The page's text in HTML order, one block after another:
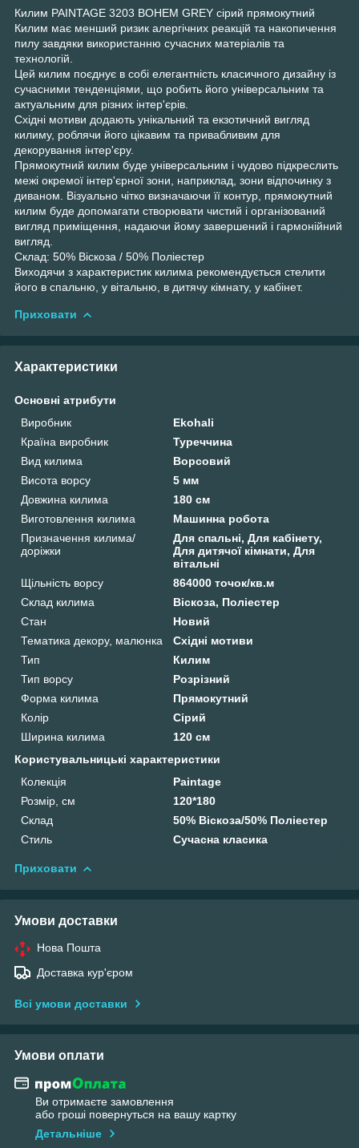
Килим PAINTAGE 3203 BOHEM GREY сірий прямокутний
Килим має менший ризик алергічних реакцій та накопичення
пилу завдяки використанню сучасних матеріалів та
технологій.
Цей килим поєднує в собі елегантність класичного дизайну із
сучасними тенденціями, що робить його універсальним та
актуальним для різних інтер'єрів.
Східні мотиви додають унікальний та екзотичний вигляд
килиму, роблячи його цікавим та привабливим для
декорування інтер'єру.
Прямокутний килим буде універсальним і чудово підкреслить
межі окремої інтер'єрної зони, наприклад, зони відпочинку з
диваном. Візуально чітко визначаючи її контур, прямокутний
килим буде допомагати створювати чистий і організований
вигляд приміщення, надаючи йому завершений і гармонійний
вигляд.
Склад: 50% Віскоза / 50% Поліестер
Виходячи з характеристик килима рекомендується стелити
його в спальню, у вітальню, в дитячу кімнату, у кабінет.
Приховати
Характеристики
Основні атрибути
Виробник
Ekohali
Країна виробник
Туреччина
Вид килима
Ворсовий
Висота ворсу
5 мм
Довжина килима
180 см
Виготовлення килима
Машинна робота
Призначення килима/
доріжки
Для спальні, Для кабінету,
Для дитячої кімнати, Для
вітальні
Щільність ворсу
864000 точок/кв.м
Склад килима
Віскоза, Поліестер
Стан
Новий
Тематика декору, малюнка
Східні мотиви
Тип
Килим
Тип ворсу
Розрізний
Форма килима
Прямокутний
Колір
Сірий
Ширина килима
120 см
Користувальницькі характеристики
Колекція
Paintage
Розмір, см
120*180
Склад
50% Віскоза/50% Поліестер
Стиль
Сучасна класика
Приховати
Умови доставки
Нова Пошта
Доставка кур'єром
Всі умови доставки
Умови оплати
Ви отримаєте замовлення
або гроші повернуться на вашу картку
Детальніше